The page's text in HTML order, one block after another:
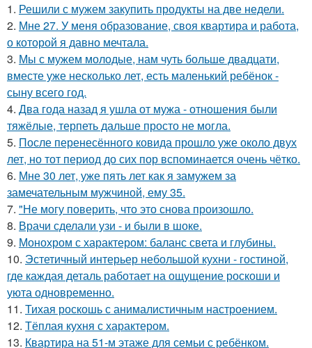
1. Решили с мужем закупить продукты на две недели.
2. Мне 27. У меня образование, своя квартира и работа,
о которой я давно мечтала.
3. Мы с мужем молодые, нам чуть больше двадцати,
вместе уже несколько лет, есть маленький ребёнок -
сыну всего год.
4. Два года назад я ушла от мужа - отношения были
тяжёлые, терпеть дальше просто не могла.
5. После перенесённого ковида прошло уже около двух
лет, но тот период до сих пор вспоминается очень чётко.
6. Мне 30 лет, уже пять лет как я замужем за
замечательным мужчиной, ему 35.
7. "Не могу поверить, что это снова произошло.
8. Врачи сделали узи - и были в шоке.
9. Монохром с характером: баланс света и глубины.
10. Эстетичный интерьер небольшой кухни - гостиной,
где каждая деталь работает на ощущение роскоши и
уюта одновременно.
11. Тихая роскошь с анималистичным настроением.
12. Тёплая кухня с характером.
13. Квартира на 51-м этаже для семьи с ребёнком.